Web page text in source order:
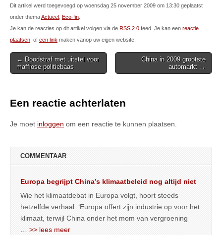
Dit artikel werd toegevoegd op woensdag 25 november 2009 om 13:30 geplaatst
onder themaActueel Eco-fin
Je kan de reacties op dit artikel volgen via de RSS 2.0 feed. Je kan een reactie
plaatsen , of een link maken vanop uw eigen website.
Post
navigation
← Doodstraf met uitstel voor
maffiose politiebaas
China in 2009 grootste
automarkt →
Een reactie achterlaten
Je moet inloggen om een reactie te kunnen plaatsen.
COMMENTAAR
Europa begrijpt China’s klimaatbeleid nog altijd niet
Wie het klimaatdebat in Europa volgt, hoort steeds
hetzelfde verhaal. ‘Europa offert zijn industrie op voor het
klimaat, terwijl China onder het mom van vergroening
… >> lees meer